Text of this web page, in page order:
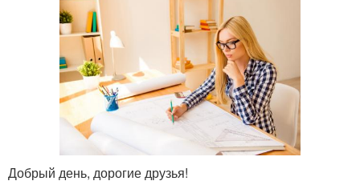
Добрый день, дорогие друзья!